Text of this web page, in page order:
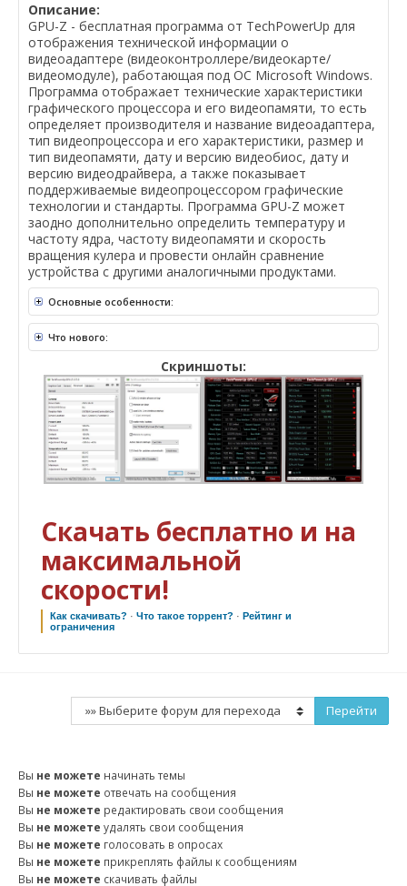
Описание:
GPU-Z - бесплатная программа от TechPowerUp для
отображения технической информации о
видеоадаптере (видеоконтроллере/видеокарте/
видеомодуле), работающая под ОС Microsoft Windows.
Программа отображает технические характеристики
графического процессора и его видеопамяти, то есть
определяет производителя и название видеоадаптера,
тип видеопроцессора и его характеристики, размер и
тип видеопамяти, дату и версию видеобиос, дату и
версию видеодрайвера, а также показывает
поддерживаемые видеопроцессором графические
технологии и стандарты. Программа GPU-Z может
заодно дополнительно определить температуру и
частоту ядра, частоту видеопамяти и скорость
вращения кулера и провести онлайн сравнение
устройства с другими аналогичными продуктами.
Основные особенности:
Что нового:
Скриншоты:
Скачать бесплатно и на
максимальной
скорости!
Как скачивать? ·Что такое торрент? · Рейтинг и
ограничения
Вы не можете начинать темы
Вы не можете отвечать на сообщения
Вы не можете редактировать свои сообщения
Вы не можете удалять свои сообщения
Вы не можете голосовать в опросах
Вы не можете прикреплять файлы к сообщениям
Вы не можете скачивать файлы